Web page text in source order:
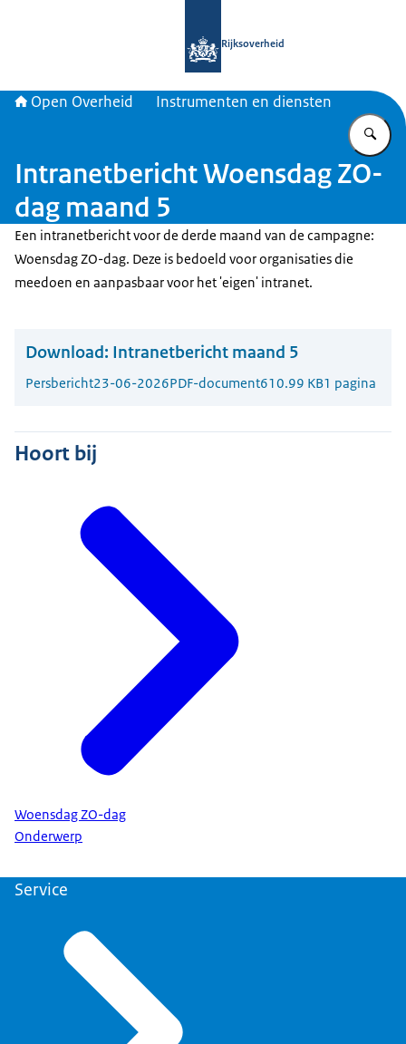
Rijksoverheid
Open Overheid Instrumenten en diensten
Intranetbericht Woensdag ZO-
dag maand 5
Een intranetbericht voor de derde maand van de campagne:
Woensdag ZO-dag. Deze is bedoeld voor organisaties die
meedoen en aanpasbaar voor het 'eigen' intranet.
Download: Intranetbericht maand 5
Persbericht23-06-2026PDF-document610.99 KB1 pagina
Hoort bij
Woensdag ZO-dag
Onderwerp
Service